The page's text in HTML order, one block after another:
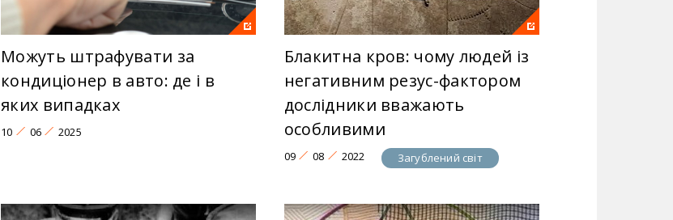
Можуть штрафувати за
кондиціонер в авто: де і в
яких випадках
10 06 2025
Блакитна кров: чому людей із
негативним резус-фактором
дослідники вважають
особливими
09 08 2022 Загублений світ